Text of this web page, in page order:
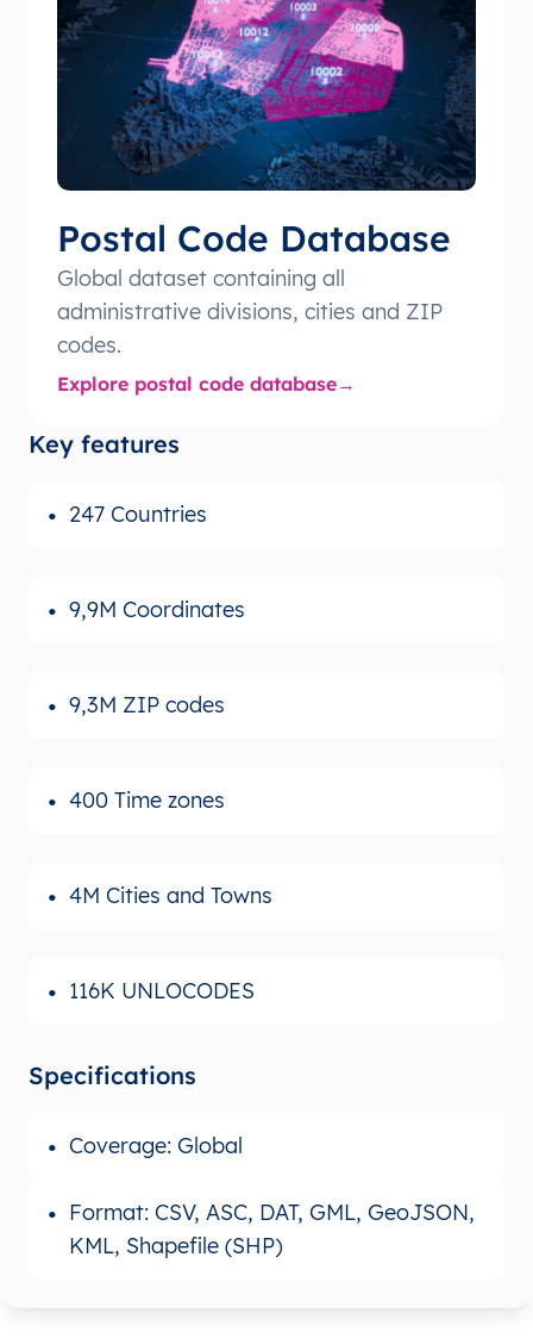
Postal Code Database
Global dataset containing all
administrative divisions, cities and ZIP
codes.
Explore postal code database
Key features
247 Countries
9,9M Coordinates
9,3M ZIP codes
400 Time zones
4M Cities and Towns
116K UNLOCODES
Specifications
Coverage: Global
Format: CSV, ASC, DAT, GML, GeoJSON,
KML, Shapefile (SHP)